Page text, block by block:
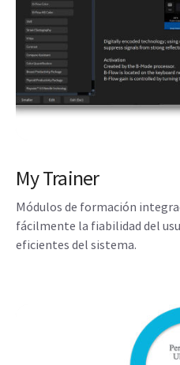
My Trainer
Módulos de formación
fácilmente la fiabilidad del
eficientes del sistema.